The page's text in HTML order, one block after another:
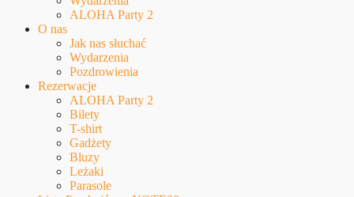
ALOHA Party 2
O nas
Jak nas słuchać
Wydarzenia
Pozdrowienia
Rezerwacje
ALOHA Party 2
Bilety
T-shirt
Gadżety
Bluzy
Leżaki
Parasole